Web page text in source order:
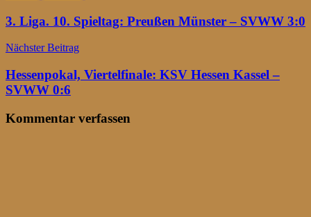
3. Liga. 10. Spieltag: Preußen Münster – SVWW 3:0
Nächster Beitrag
Hessenpokal, Viertelfinale: KSV Hessen Kassel –
SVWW 0:6
Kommentar verfassen